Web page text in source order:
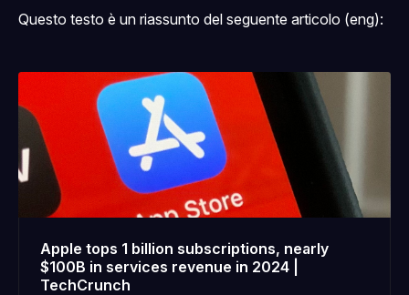
Epic Games
30%
Fortnite
non è
un monopolio
Questo testo è un riassunto del seguente articolo (eng):
Apple tops 1 billion subscriptions, nearly
$100B in services revenue in 2024 |
TechCrunch